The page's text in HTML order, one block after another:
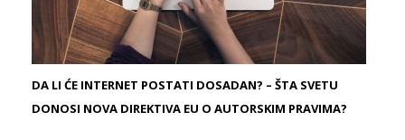
DA LI ĆE INTERNET POSTATI DOSADAN? – ŠTA SVETU
DONOSI NOVA DIREKTIVA EU O AUTORSKIM PRAVIMA?